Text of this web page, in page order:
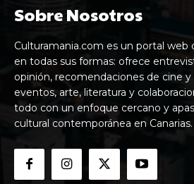
Sobre Nosotros
Culturamania.com es un portal web
en todas sus formas: ofrece
opinión, recomendaciones de cine y
eventos, arte, literatura y
todo con un enfoque cercano y
cultural contemporánea en Canarias.